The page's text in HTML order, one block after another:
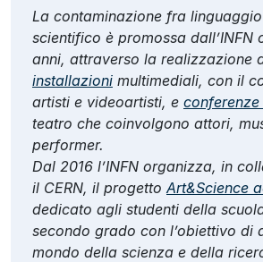
La contaminazione fra
scientifico è promossa dall’INFN
anni, attraverso la realizzazione
installazioni multimediali, con il
artisti e videoartisti, e
teatro che coinvolgono attori,
performer.
Dal 2016 l’INFN organizza, in
il CERN, il progetto Art&Science
dedicato agli studenti della
secondo grado con l’obiettivo di
mondo della scienza e della